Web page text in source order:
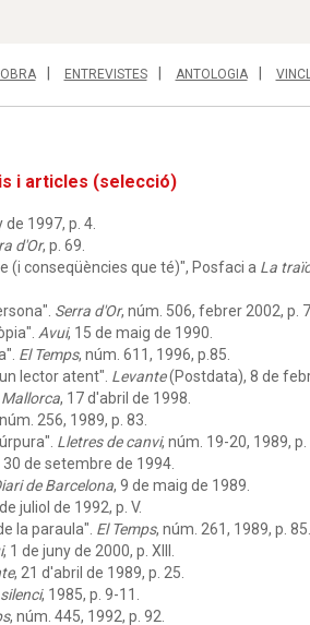
ENTREVISTES ANTOLOGIA
i articles (selecció)
de 1997, p. 4.
d'Or, p. 69.
(i conseqüències que té)", Posfaci a La
Serra d'Or, núm. 506, febrer 2002, p.
Avui, 15 de maig de 1990.
El Temps, núm. 611, 1996, p.85.
lector atent". Levante(Postdata), 8 de
, 17 d'abril de 1998.
256, 1989, p. 83.
Lletres de canvi, núm. 19-20, 1989, p.
30 de setembre de 1994.
de Barcelona, 9 de maig de 1989.
juliol de 1992, p. V.
la paraula". El Temps, núm. 261, 1989, p. 85.
, 1 de juny de 2000, p. XIII.
, 21 d'abril de 1989, p. 25.
, 1985, p. 9-11.
, núm. 445, 1992, p. 92.